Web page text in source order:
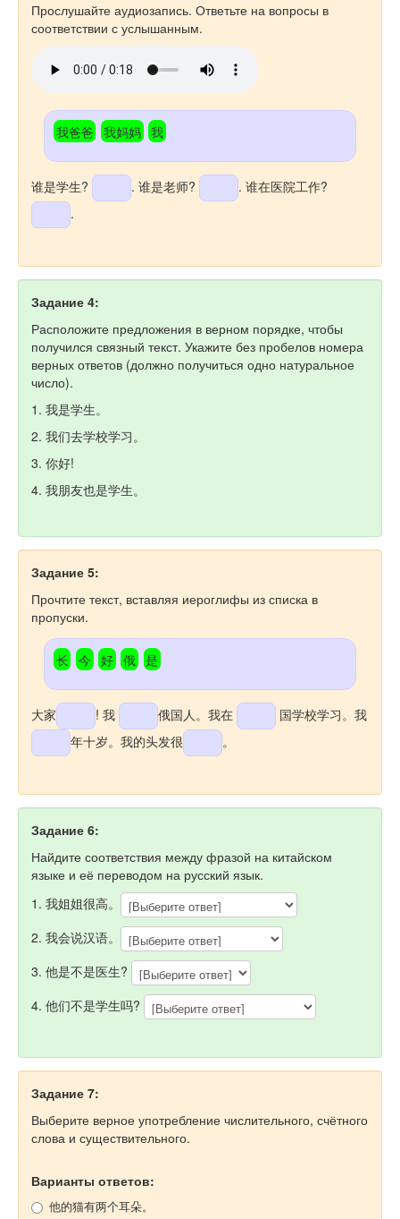
Прослушайте аудиозапись. Ответьте на вопросы в
соответствии с услышанным.
我爸爸 我妈妈 我
谁是学生? . 谁是老师?
. 谁在医院工作?
.
Задание 4:
Расположите предложения в верном порядке, чтобы
получился связный текст. Укажите без пробелов номера
верных ответов (должно получиться одно натуральное
число).
1. 我是学生。
2. 我们去学校学习。
3. 你好!
4. 我朋友也是学生。
Задание 5:
Прочтите текст, вставляя иероглифы из списка в
пропуски.
长 今 好 俄 是
大家 ! 我 俄国人。我在
国学校学习。我
年十岁。我的头发很
。
Задание 6:
Найдите соответствия между фразой на китайском
языке и её переводом на русский язык.
1. 我姐姐很高。
2. 我会说汉语。
3. 他是不是医生?
4. 他们不是学生吗?
Задание 7:
Выберите верное употребление числительного, счётного
слова и существительного.
Варианты ответов:
他的猫有两个耳朵。